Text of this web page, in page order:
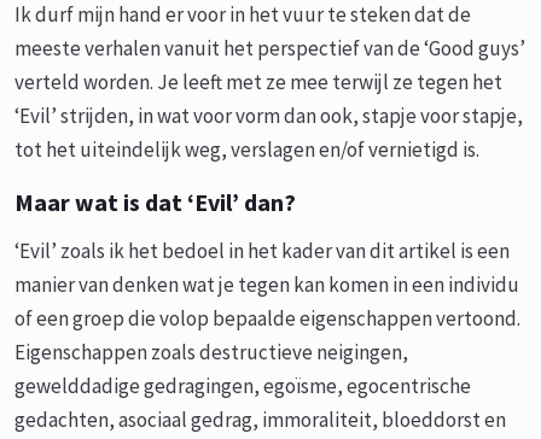
Ik durf mijn hand er voor in het vuur te steken dat de
meeste verhalen vanuit het perspectief van de ‘Good guys’
verteld worden. Je leeft met ze mee terwijl ze tegen het
‘Evil’ strijden, in wat voor vorm dan ook, stapje voor stapje,
tot het uiteindelijk weg, verslagen en/of vernietigd is.
Maar wat is dat ‘Evil’ dan?
‘Evil’ zoals ik het bedoel in het kader van dit artikel is een
manier van denken wat je tegen kan komen in een individu
of een groep die volop bepaalde eigenschappen vertoond.
Eigenschappen zoals destructieve neigingen,
gewelddadige gedragingen, egoïsme, egocentrische
gedachten, asociaal gedrag, immoraliteit, bloeddorst en